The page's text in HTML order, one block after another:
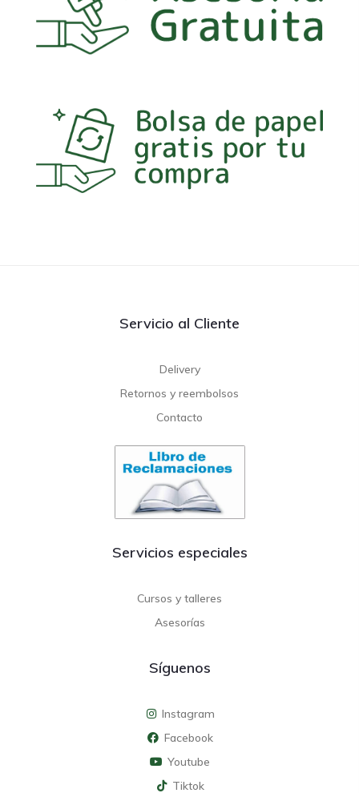
Servicio al Cliente
Delivery
Retornos y reembolsos
Contacto
Servicios especiales
Cursos y talleres
Asesorías
Síguenos
Instagram
Facebook
Youtube
Tiktok